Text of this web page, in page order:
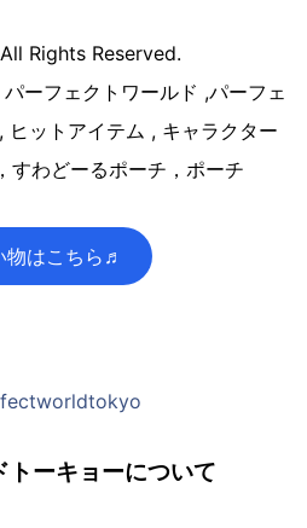
Rights Reserved.
ーフェクトワールド ,パーフェ
ヒットアイテム , キャラクター
すわどーるポーチ，ポーチ
物はこちら♬
ーキョーについて